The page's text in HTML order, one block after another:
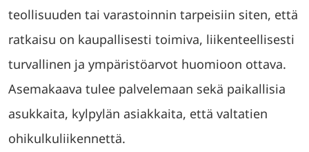
teollisuuden tai varastoinnin tarpeisiin siten, että
ratkaisu on kaupallisesti toimiva, liikenteellisesti
turvallinen ja ympäristöarvot huomioon ottava.
Asemakaava tulee palvelemaan sekä paikallisia
asukkaita, kylpylän asiakkaita, että valtatien
ohikulkuliikennettä.